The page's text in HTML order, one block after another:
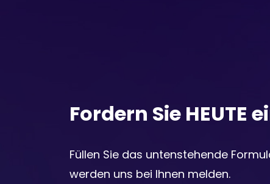
Fordern Sie HEUTE
Füllen Sie das untenstehende
werden uns bei Ihnen melden.